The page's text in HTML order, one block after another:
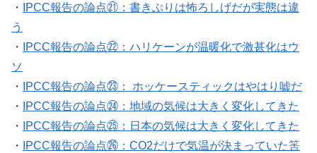
・
IPCC報告の論点㉑：書きぶりは怖ろしげだが実態は違
う
・
IPCC報告の論点㉒：ハリケーンが温暖化で激甚化はウ
ソ
・
IPCC報告の論点㉓： ホッケースティックはやはり嘘だ
・
IPCC報告の論点㉔：地域の気候は大きく変化してきた
・
IPCC報告の論点㉕：日本の気候は大きく変化してきた
・
IPCC報告の論点㉖：CO2だけで気温が決まっていた筈